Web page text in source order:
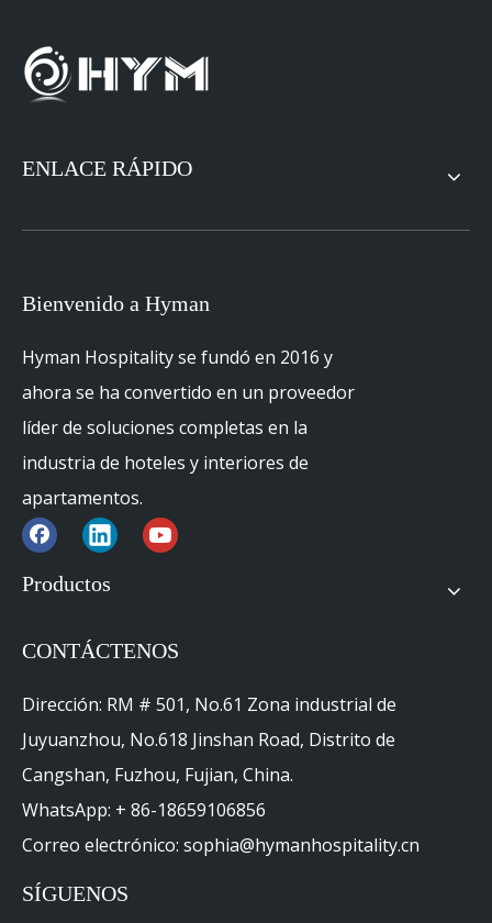
ENLACE RÁPIDO
Bienvenido a Hyman
Hyman Hospitality se fundó en 2016 y
ahora se ha convertido en un proveedor
líder de soluciones completas en la
industria de hoteles y interiores de
apartamentos.
Productos
CONTÁCTENOS
Dirección: RM # 501, No.61 Zona industrial de
Juyuanzhou, No.618 Jinshan Road, Distrito de
Cangshan, Fuzhou, Fujian, China.
WhatsApp: + 86-18659106856
Correo electrónico: sophia@hymanhospitality.cn
SÍGUENOS